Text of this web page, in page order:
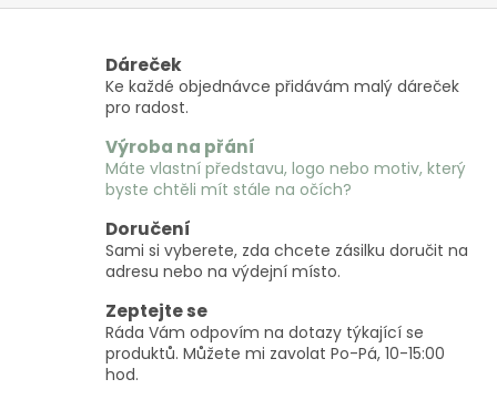
Dáreček
Ke každé objednávce přidávám malý dáreček
pro radost.
Výroba na přání
Máte vlastní představu, logo nebo motiv, který
byste chtěli mít stále na očích?
Doručení
Sami si vyberete, zda chcete zásilku doručit na
adresu nebo na výdejní místo.
Zeptejte se
Ráda Vám odpovím na dotazy týkající se
produktů. Můžete mi zavolat Po-Pá, 10-15:00
hod.